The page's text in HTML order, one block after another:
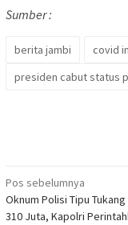
Sumber :
berita jambi covid
presiden cabut status
Navigasi
pos
Pos sebelumnya
Oknum Polisi Tipu Tukang
310 Juta, Kapolri